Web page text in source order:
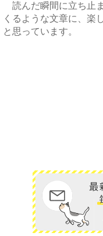
読んだ瞬間に立ち止
くるような文章に、楽
と思っています。